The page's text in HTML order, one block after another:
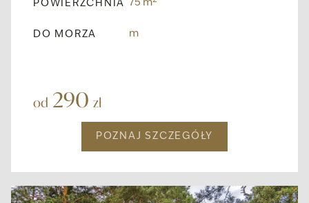
POWIERZCHNIA 75 m
DO MORZA m
od 290 zł
POZNAJ SZCZEGÓŁY